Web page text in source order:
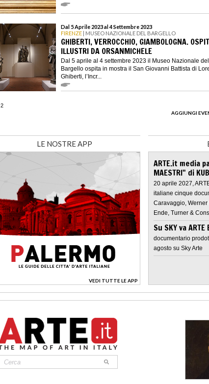
Dal 5 Aprile 2023 al 4 Settembre 2023
FIRENZE | MUSEO NAZIONALE DEL BARGELLO
GHIBERTI, VERROCCHIO, GIAMBOLOGNA.
ILLUSTRI DA ORSANMICHELE
Dal 5 aprile al 4 settembre 2023 il Museo Nazionale del
Bargello ospita in mostra il San Giovanni Battista di
Ghiberti, l’Incr...
2
AGGIUNGI
LE NOSTRE APP
VEDI TUTTE LE APP
>
ARTE.it media
MAESTRI" di
20 aprile 2027,
italiane cinque
Caravaggio, Werner
Ende, Turner &
Su SKY va ARTE
documentario
agosto su Sky Arte